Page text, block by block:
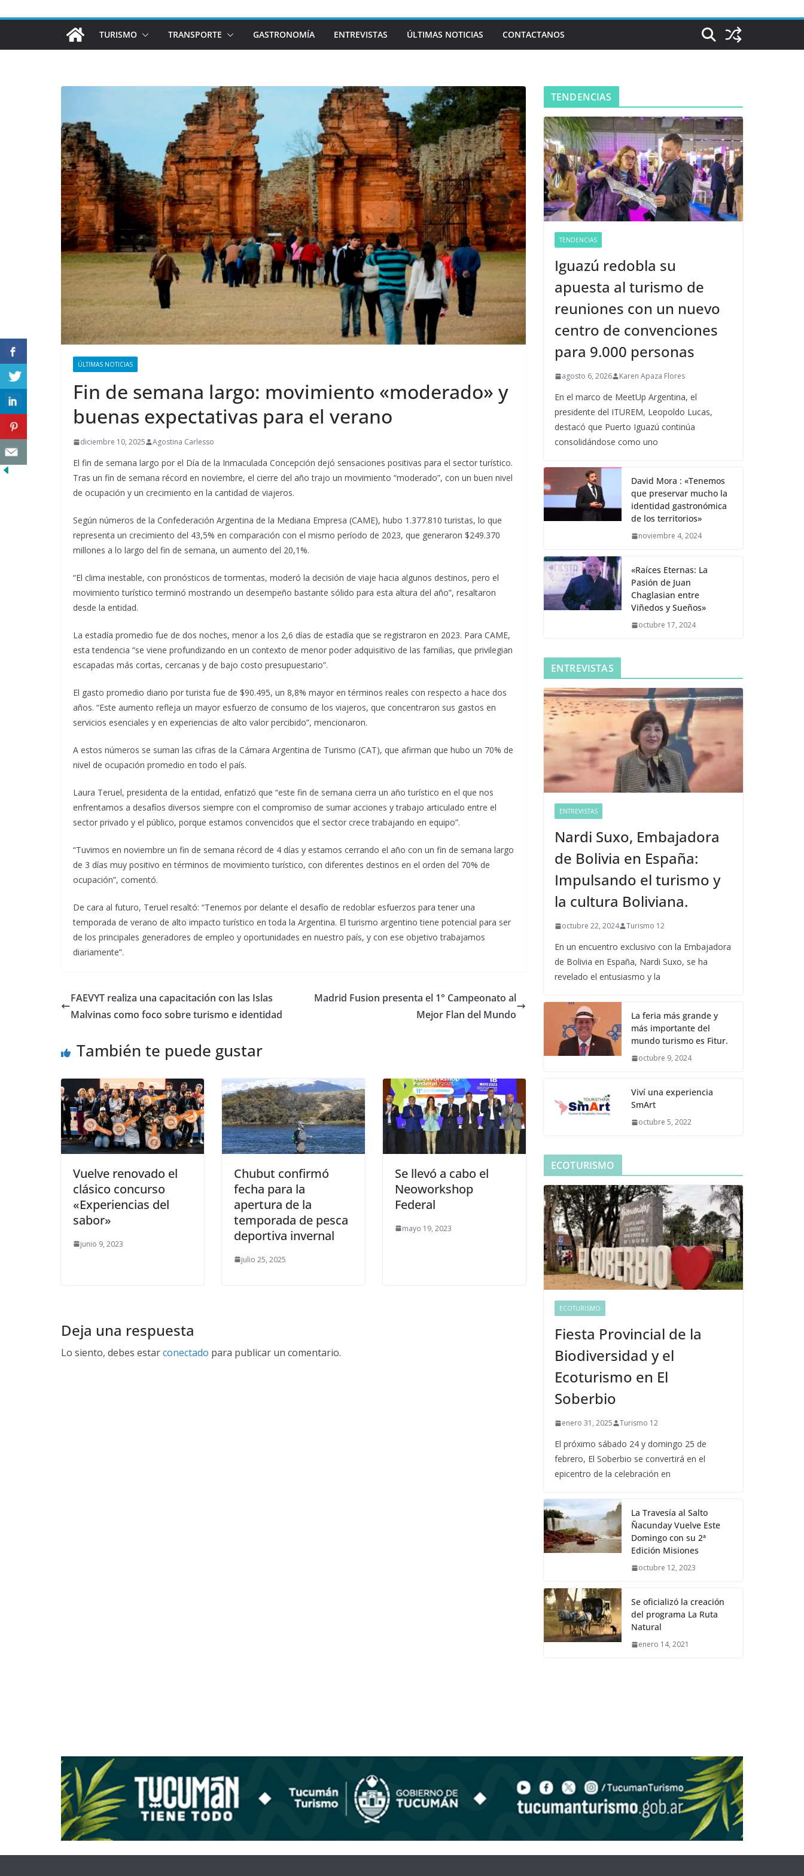
TURISMO TRANSPORTE GASTRONOMÍA ENTREVISTAS ÚLTIMAS NOTICIAS CONTACTANOS
ÚLTIMAS NOTICIAS
Fin de semana largo: movimiento «moderado» y
buenas expectativas para el verano
diciembre 10, 2025 Agostina Carlesso
El fin de semana largo por el Día de la Inmaculada Concepción dejó sensaciones positivas para el sector turístico.
Tras un fin de semana récord en noviembre, el cierre del año trajo un movimiento “moderado”, con un buen nivel
de ocupación y un crecimiento en la cantidad de viajeros.
Según números de la Confederación Argentina de la Mediana Empresa (CAME), hubo 1.377.810 turistas, lo que
representa un crecimiento del 43,5% en comparación con el mismo período de 2023, que generaron $249.370
millones a lo largo del fin de semana, un aumento del 20,1%.
“El clima inestable, con pronósticos de tormentas, moderó la decisión de viaje hacia algunos destinos, pero el
movimiento turístico terminó mostrando un desempeño bastante sólido para esta altura del año”, resaltaron
desde la entidad.
La estadía promedio fue de dos noches, menor a los 2,6 días de estadía que se registraron en 2023. Para CAME,
esta tendencia “se viene profundizando en un contexto de menor poder adquisitivo de las familias, que privilegian
escapadas más cortas, cercanas y de bajo costo presupuestario”.
El gasto promedio diario por turista fue de $90.495, un 8,8% mayor en términos reales con respecto a hace dos
años. “Este aumento refleja un mayor esfuerzo de consumo de los viajeros, que concentraron sus gastos en
servicios esenciales y en experiencias de alto valor percibido”, mencionaron.
A estos números se suman las cifras de la Cámara Argentina de Turismo (CAT), que afirman que hubo un 70% de
nivel de ocupación promedio en todo el país.
Laura Teruel, presidenta de la entidad, enfatizó que “este fin de semana cierra un año turístico en el que nos
enfrentamos a desafíos diversos siempre con el compromiso de sumar acciones y trabajo articulado entre el
sector privado y el público, porque estamos convencidos que el sector crece trabajando en equipo”.
“Tuvimos en noviembre un fin de semana récord de 4 días y estamos cerrando el año con un fin de semana largo
de 3 días muy positivo en términos de movimiento turístico, con diferentes destinos en el orden del 70% de
ocupación”, comentó.
De cara al futuro, Teruel resaltó: “Tenemos por delante el desafío de redoblar esfuerzos para tener una
temporada de verano de alto impacto turístico en toda la Argentina. El turismo argentino tiene potencial para ser
de los principales generadores de empleo y oportunidades en nuestro país, y con ese objetivo trabajamos
diariamente”.
FAEVYT realiza una capacitación con las Islas
Malvinas como foco sobre turismo e identidad
Madrid Fusion presenta el 1° Campeonato al
Mejor Flan del Mundo
También te puede gustar
Vuelve renovado el
clásico concurso
«Experiencias del
sabor»
junio 9, 2023
Chubut confirmó
fecha para la
apertura de la
temporada de pesca
deportiva invernal
julio 25, 2025
Se llevó a cabo el
Neoworkshop
Federal
mayo 19, 2023
Deja una respuesta
Lo siento, debes estarconectado para publicar un comentario.
TENDENCIAS
TENDENCIAS
Iguazú redobla su
apuesta al turismo de
reuniones con un nuevo
centro de convenciones
para 9.000 personas
agosto 6, 2026 Karen Apaza Flores
En el marco de MeetUp Argentina, el
presidente del ITUREM, Leopoldo Lucas,
destacó que Puerto Iguazú continúa
consolidándose como uno
David Mora : «Tenemos
que preservar mucho la
identidad gastronómica
de los territorios»
noviembre 4, 2024
«Raíces Eternas: La
Pasión de Juan
Chaglasian entre
Viñedos y Sueños»
octubre 17, 2024
ENTREVISTAS
ENTREVISTAS
Nardi Suxo, Embajadora
de Bolivia en España:
Impulsando el turismo y
la cultura Boliviana.
octubre 22, 2024 Turismo 12
En un encuentro exclusivo con la Embajadora
de Bolivia en España, Nardi Suxo, se ha
revelado el entusiasmo y la
La feria más grande y
más importante del
mundo turismo es Fitur.
octubre 9, 2024
Viví una experiencia
SmArt
octubre 5, 2022
ECOTURISMO
ECOTURISMO
Fiesta Provincial de la
Biodiversidad y el
Ecoturismo en El
Soberbio
enero 31, 2025 Turismo 12
El próximo sábado 24 y domingo 25 de
febrero, El Soberbio se convertirá en el
epicentro de la celebración en
La Travesía al Salto
Ñacunday Vuelve Este
Domingo con su 2ª
Edición Misiones
octubre 12, 2023
Se oficializó la creación
del programa La Ruta
Natural
enero 14, 2021